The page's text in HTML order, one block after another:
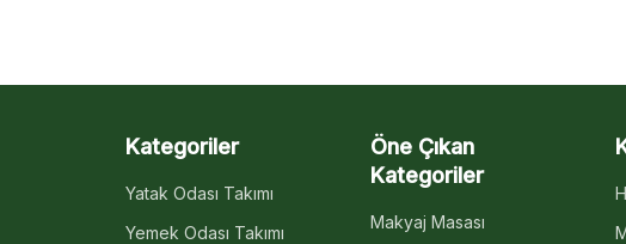
Kategoriler
Yatak Odası Takımı
Yemek Odası Takımı
Öne Çıkan
Kategoriler
Makyaj Masası